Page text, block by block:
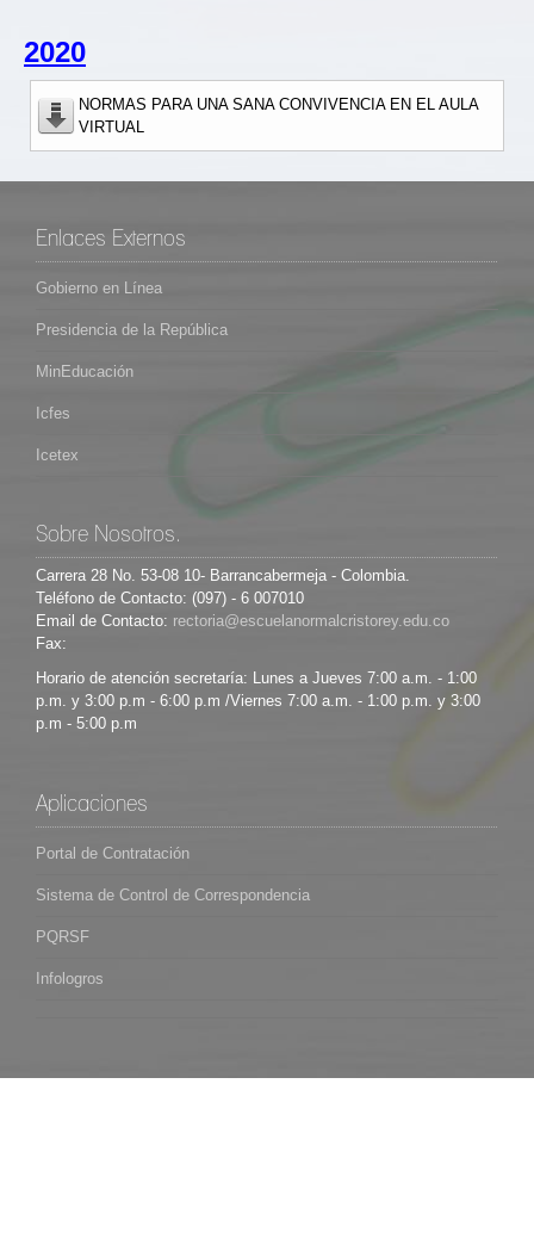
2020
NORMAS PARA UNA SANA CONVIVENCIA EN EL AULA
VIRTUAL
Enlaces Externos
Gobierno en Línea
Presidencia de la República
MinEducación
Icfes
Icetex
Sobre Nosotros.
Carrera 28 No. 53-08 10- Barrancabermeja - Colombia.
Teléfono de Contacto: (097) - 6 007010
Email de Contacto:
Fax:
Horario de atención secretaría: Lunes a Jueves 7:00 a.m. - 1:00
p.m. y 3:00 p.m - 6:00 p.m /Viernes 7:00 a.m. - 1:00 p.m. y 3:00
p.m - 5:00 p.m
Aplicaciones
Portal de Contratación
Sistema de Control de Correspondencia
PQRSF
Infologros